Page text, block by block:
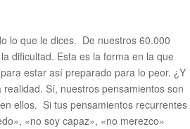
lo que le dices. De nuestros 60.000
dificultad. Esta es la forma en la que
estar así preparado para lo peor. ¿Y
Sí, nuestros pensamientos son
ellos. Si tus pensamientos recurrentes
«no soy capaz», «no merezco»